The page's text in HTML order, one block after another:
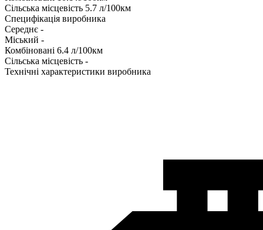
Сільська місцевість 5.7 л/100км
Специфікація виробника
Середнє -
Міський -
Комбіновані 6.4 л/100км
Сільська місцевість -
Технічні характеристики виробника